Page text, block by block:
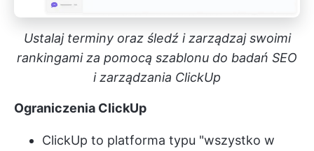
Ustalaj terminy oraz śledź i zarządzaj swoimi
rankingami za pomocą szablonu do badań SEO
i zarządzania ClickUp
Ograniczenia ClickUp
ClickUp to platforma typu "wszystko w